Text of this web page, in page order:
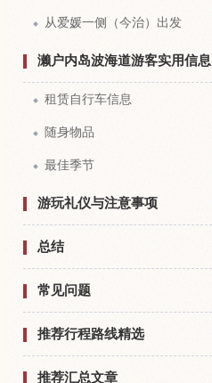
从爱媛一侧（今治）出发
濑户内岛波海道游客实用信息
租赁自行车信息
随身物品
最佳季节
游玩礼仪与注意事项
总结
常见问题
推荐行程路线精选
推荐汇总文章